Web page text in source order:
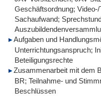
Geschäftsordnung;
Sachaufwand;
Aufgaben und
Unterrichtungsanspruch;
Beteiligungsrechte
Zusammenarbeit mit dem
BR; Teilnahme- und
Beschlüssen